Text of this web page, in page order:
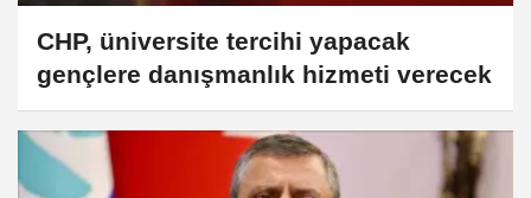
CHP, üniversite tercihi yapacak
gençlere danışmanlık hizmeti verecek